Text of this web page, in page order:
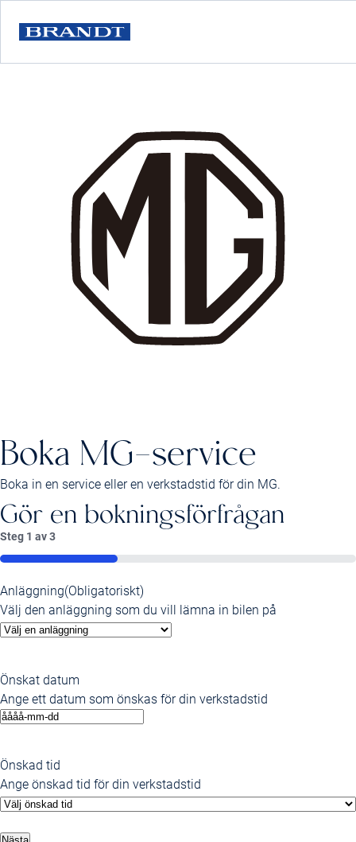
Boka MG-service
Boka in en service eller en verkstadstid för din MG.
Gör en bokningsförfrågan
Steg 1 av3
33%
Anläggning(Obligatoriskt)
Välj den anläggning som du vill lämna in bilen på
Önskat datum
Ange ett datum som önskas för din verkstadstid
ÅÅÅÅ
MM
streck
DD
Önskad tid
Ange önskad tid för din verkstadstid